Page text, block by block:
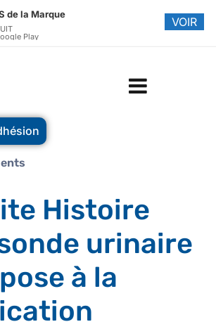
Histoire
urinaire
à la
de la Marque
Play
VOIR